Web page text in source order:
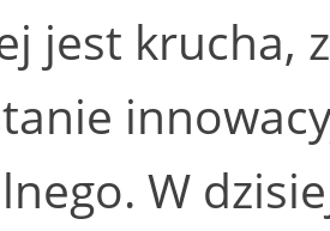
jest krucha,
W